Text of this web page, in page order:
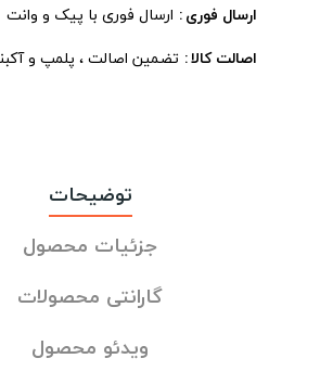
ارسال فوری ارسال فوری با پیک و وانت
اصالت کالا تضمین اصالت ، پلمپ و
توضیحات
جزئیات محصول
گارانتی محصولات
ویدئو محصول